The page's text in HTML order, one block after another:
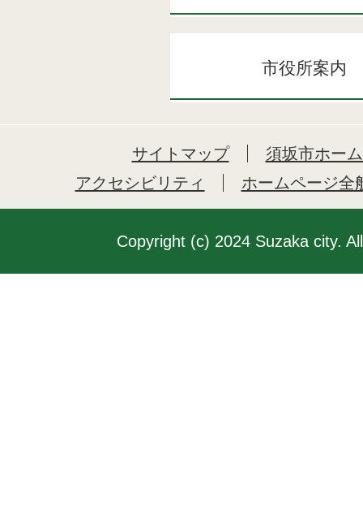
市役所案内
サイトマップ
須坂市ホー
アクセシビリティ
ホームページ全
Copyright (c) 2024 Suzaka city.